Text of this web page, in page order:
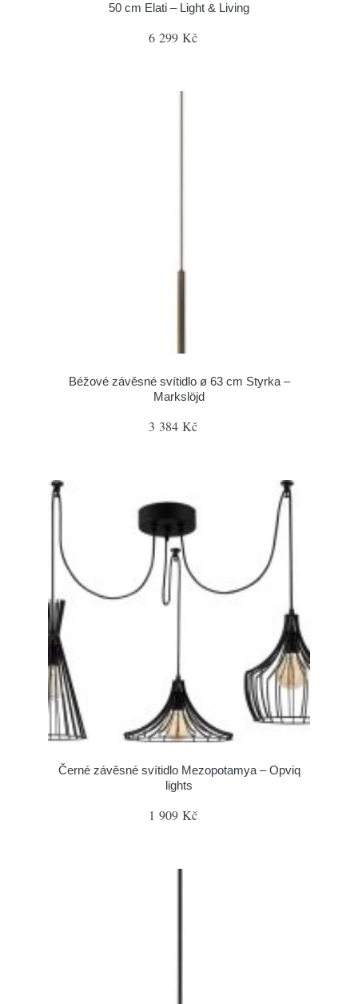
50 cm Elati – Light & Living
6 299 Kč
Béžové závěsné svítidlo ø 63 cm Styrka –
Markslöjd
3 384 Kč
Černé závěsné svítidlo Mezopotamya – Opviq
lights
1 909 Kč